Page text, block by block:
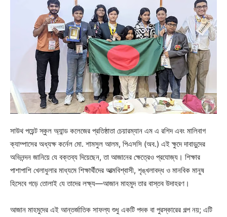
সাউথ পয়েন্ট স্কুল অ্যান্ড কলেজের প্রতিষ্ঠাতা চেয়ারম্যান এম এ রশিদ এবং মালিবাগ
ক্যাম্পাসের অধ্যক্ষ কর্নেল মো. শামসুল আলম, পিএসসি (অব.) এই ক্ষুদে দাবাড়ুদের
অভিনন্দন জানিয়ে যে বক্তব্য দিয়েছেন, তা আজানের ক্ষেত্রেও প্রযোজ্য। শিক্ষার
পাশাপাশি খেলাধুলার মাধ্যমে শিক্ষার্থীদের আত্মবিশ্বাসী, শৃঙ্খলাবদ্ধ ও মানবিক মানুষ
হিসেবে গড়ে তোলাই যে তাদের লক্ষ্য—আজান মাহমুদ তার বাস্তব উদাহরণ।
আজান মাহমুদের এই আন্তর্জাতিক সাফল্য শুধু একটি পদক বা পুরস্কারের গল্প নয়; এটি